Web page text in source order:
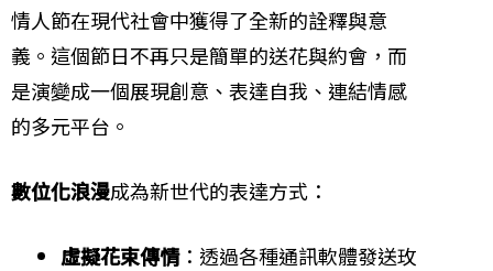
情人節在現代社會中獲得了全新的詮釋與意
義。這個節日不再只是簡單的送花與約會，而
是演變成一個展現創意、表達自我、連結情感
的多元平台。
數位化浪漫成為新世代的表達方式：
虛擬花束傳情：透過各種通訊軟體發送玫